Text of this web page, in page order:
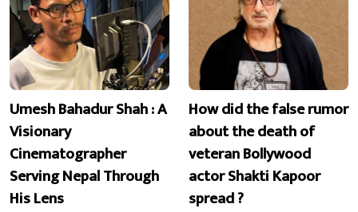
Umesh Bahadur Shah : A
Visionary
Cinematographer
Serving Nepal Through
His Lens
How did the false rumor
about the death of
veteran Bollywood
actor Shakti Kapoor
spread ?